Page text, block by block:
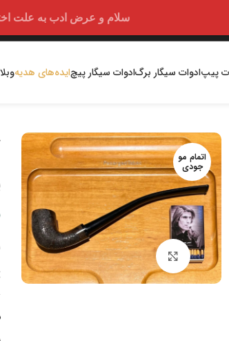
سلام و عرض ادب به علت اختلالات تا
پیپادوات سیگار برگادوات سیگار پیچایده‌های هدیه
اتمام مو
جودی
بزرگنمایی تصویر